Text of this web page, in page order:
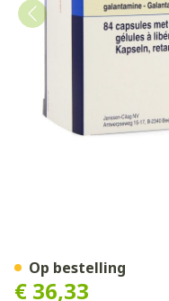
€ 36,33
Op bestelling